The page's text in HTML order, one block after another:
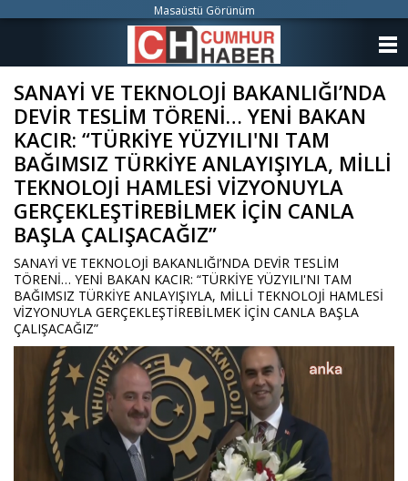
SANAYİ VE TEKNOLOJİ BAKANLIĞI’NDA
DEVİR TESLİM TÖRENİ… YENİ BAKAN
KACIR: “TÜRKİYE YÜZYILI'NI TAM
BAĞIMSIZ TÜRKİYE ANLAYIŞIYLA, MİLLİ
TEKNOLOJİ HAMLESİ VİZYONUYLA
GERÇEKLEŞTİREBİLMEK İÇİN CANLA
BAŞLA ÇALIŞACAĞIZ”
SANAYİ VE TEKNOLOJİ BAKANLIĞI’NDA DEVİR TESLİM
TÖRENİ… YENİ BAKAN KACIR: “TÜRKİYE YÜZYILI'NI TAM
BAĞIMSIZ TÜRKİYE ANLAYIŞIYLA, MİLLİ TEKNOLOJİ HAMLESİ
VİZYONUYLA GERÇEKLEŞTİREBİLMEK İÇİN CANLA BAŞLA
ÇALIŞACAĞIZ”
Masaüstü Görünüm
KATEGORİLER
ANKETLER
FOTO GALERİ
VİDEO GALERİ
KÜNYE
İLETİŞİM
Haberin Doğru Adresi.